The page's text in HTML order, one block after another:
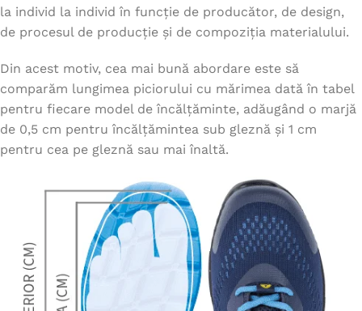
la individ la individ în funcție de producător, de design,
de procesul de producție și de compoziția materialului.
Din acest motiv, cea mai bună abordare este să
comparăm lungimea piciorului cu mărimea dată în tabel
pentru fiecare model de încălțăminte, adăugând o marjă
de 0,5 cm pentru încălțămintea sub gleznă și 1 cm
pentru cea pe gleznă sau mai înaltă.